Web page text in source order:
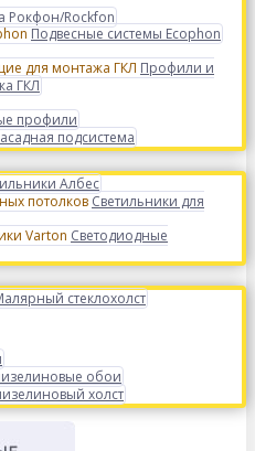
Рокфон/Rockfon
Подвесные системы Ecophon
Профили и
ГКЛ
профили
подсистема
Албес
Светильники для
Светодиодные
стеклохолст
обои
холст